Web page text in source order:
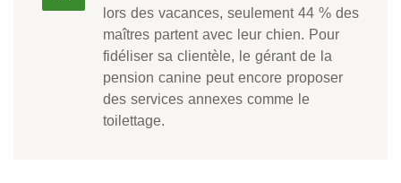
lors des vacances, seulement 44 % des
maîtres partent avec leur chien. Pour
fidéliser sa clientèle, le gérant de la
pension canine peut encore proposer
des services annexes comme le
toilettage.